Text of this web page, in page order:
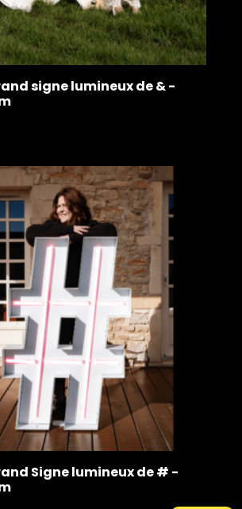
signe lumineux de & -
Signe lumineux de # -